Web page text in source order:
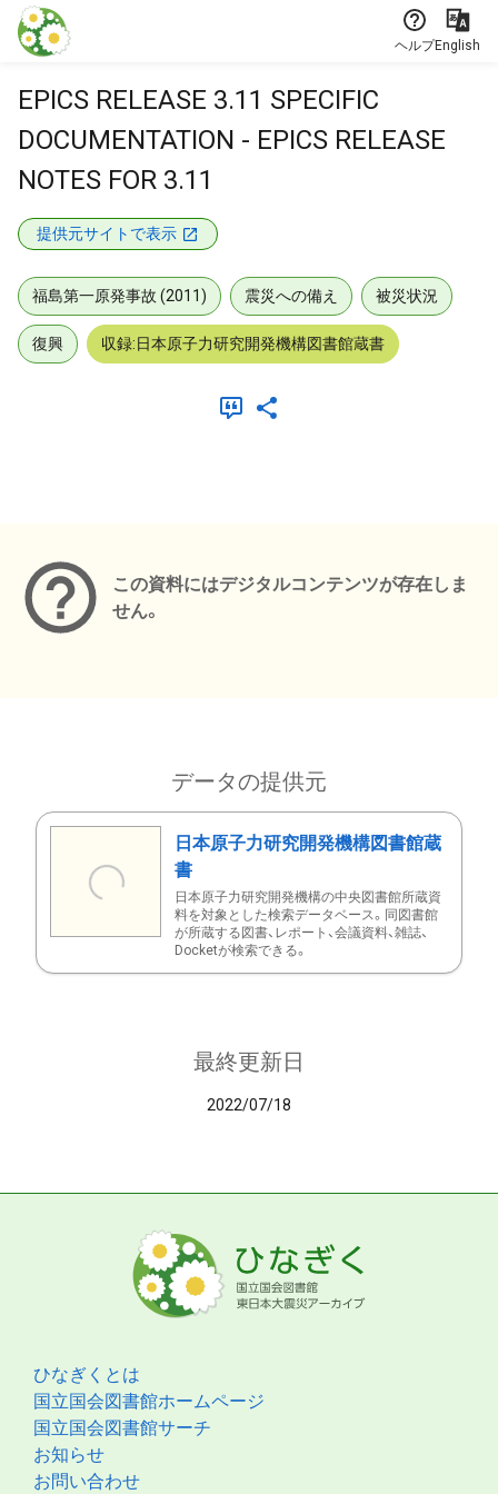
本文に飛ぶ
ヘルプEnglish
EPICS RELEASE 3.11 SPECIFIC
DOCUMENTATION - EPICS RELEASE
NOTES FOR 3.11
提供元サイトで表示
福島第一原発事故 (2011) 震災への備え 被災状況
復興 収録:日本原子力研究開発機構図書館蔵書
この資料にはデジタルコンテンツが存在しま
せん。
データの提供元
日本原子力研究開発機構図書館蔵
書
日本原子力研究開発機構の中央図書館所蔵資
料を対象とした検索データベース。同図書館
が所蔵する図書、レポート、会議資料、雑誌、
Docketが検索できる。
最終更新日
2022/07/18
ひなぎくとは
国立国会図書館ホームページ
国立国会図書館サーチ
お知らせ
お問い合わせ